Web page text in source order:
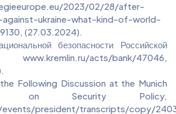
2023/02/28/after-
against-ukraine-what-kind-of-world-
(27.03.2024).
безопасности Российской
www.kremlin.ru/acts/bank/47046,
Following Discussion at the Munich
on Security Policy,
events/president/transcripts/copy/